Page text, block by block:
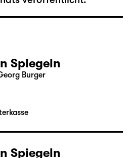
wird bis zum 5.
veröffentlicht.
Spiegeln
Burger